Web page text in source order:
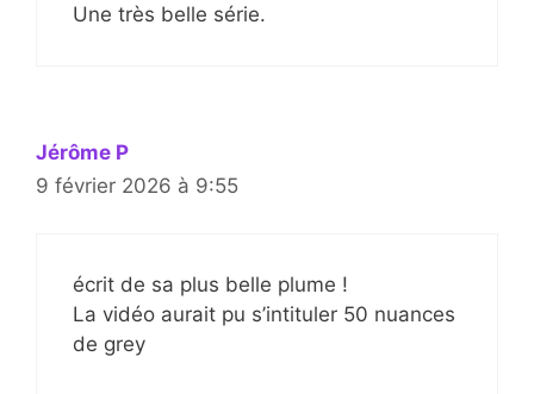
Une très belle série.
Jérôme P
9 février 2026 à 9:55
écrit de sa plus belle plume !
La vidéo aurait pu s’intituler 50 nuances
de grey